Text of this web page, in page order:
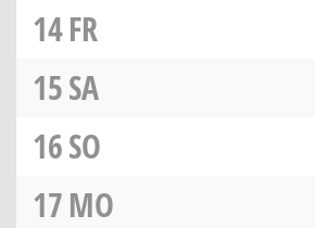
14FR
15SA
16SO
17MO